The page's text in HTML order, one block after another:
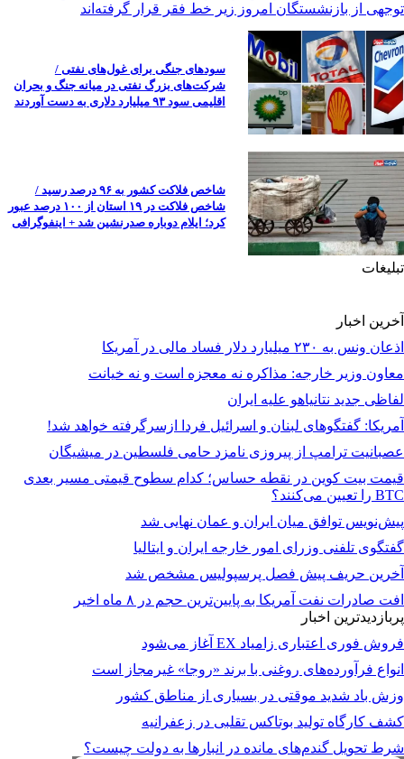
توجهی از بازنشستگان امروز زیر خط فقر قرار گرفته‌اند
سودهای جنگی برای غول‌های نفتی /
شرکت‌های بزرگ نفتی در میانه جنگ و بحران
اقلیمی سود ۹۳ میلیارد دلاری به دست آوردند
شاخص فلاکت کشور به ۹۶ درصد رسید /
شاخص فلاکت در ۱۹ استان از ۱۰۰ درصد عبور
کرد؛ ایلام دوباره صدرنشین شد + اینفوگرافی
تبلیغات
آخرین اخبار
اذعان ونس به ۲۳۰ میلیارد دلار فساد مالی در آمریکا
معاون وزیر خارجه: مذاکره نه معجزه است و نه خیانت
لفاظی جدید نتانیاهو علیه ایران
آمریکا: گفتگوهای لبنان و اسرائیل فردا ازسرگرفته خواهد شد!
عصبانیت ترامپ از پیروزی نامزد حامی فلسطین در میشیگان
قیمت بیت کوین در نقطه حساس؛ کدام سطوح قیمتی مسیر بعدی
BTC را تعیین می‌کنند؟
پیش‌نویس توافق میان ایران و عمان نهایی شد
گفتگوی تلفنی وزرای امور خارجه ایران و ایتالیا
آخرین حریف پیش فصل پرسپولیس مشخص شد
افت صادرات نفت آمریکا به پایین‌ترین حجم در ۸ ماه اخیر
پربازدیدترین اخبار
فروش فوری اعتباری زامیاد EX آغاز می‌شود
انواع فرآورده‌های روغنی با برند «روجا» غیرمجاز است
وزش باد شدید موقتی در بسیاری از مناطق کشور
کشف کارگاه تولید بوتاکس تقلبی در زعفرانیه
شرط تحویل گندم‌های مانده در انبار‌ها به دولت چیست؟